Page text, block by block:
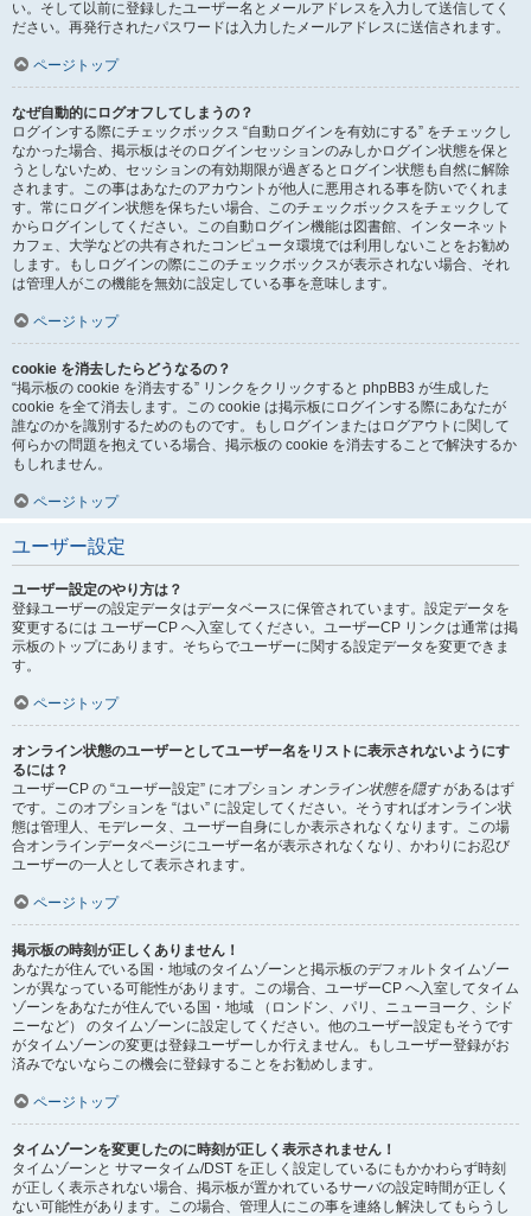
い。そして以前に登録したユーザー名とメールアドレスを入力して送信してく
ださい。再発行されたパスワードは入力したメールアドレスに送信されます。
ページトップ
なぜ自動的にログオフしてしまうの？
ログインする際にチェックボックス “自動ログインを有効にする” をチェックし
なかった場合、掲示板はそのログインセッションのみしかログイン状態を保と
うとしないため、セッションの有効期限が過ぎるとログイン状態も自然に解除
されます。この事はあなたのアカウントが他人に悪用される事を防いでくれま
す。常にログイン状態を保ちたい場合、このチェックボックスをチェックして
からログインしてください。この自動ログイン機能は図書館、インターネット
カフェ、大学などの共有されたコンピュータ環境では利用しないことをお勧め
します。もしログインの際にこのチェックボックスが表示されない場合、それ
は管理人がこの機能を無効に設定している事を意味します。
ページトップ
cookie を消去したらどうなるの？
“掲示板の cookie を消去する” リンクをクリックすると phpBB3 が生成した
cookie を全て消去します。この cookie は掲示板にログインする際にあなたが
誰なのかを識別するためのものです。もしログインまたはログアウトに関して
何らかの問題を抱えている場合、掲示板の cookie を消去することで解決するか
もしれません。
ページトップ
ユーザー設定
ユーザー設定のやり方は？
登録ユーザーの設定データはデータベースに保管されています。設定データを
変更するには ユーザーCP へ入室してください。ユーザーCP リンクは通常は掲
示板のトップにあります。そちらでユーザーに関する設定データを変更できま
す。
ページトップ
オンライン状態のユーザーとしてユーザー名をリストに表示されないようにす
るには？
ユーザーCP の “ユーザー設定” にオプション オンライン状態を隠すがあるはず
です。このオプションを “はい” に設定してください。そうすればオンライン状
態は管理人、モデレータ、ユーザー自身にしか表示されなくなります。この場
合オンラインデータページにユーザー名が表示されなくなり、かわりにお忍び
ユーザーの一人として表示されます。
ページトップ
掲示板の時刻が正しくありません！
あなたが住んでいる国・地域のタイムゾーンと掲示板のデフォルトタイムゾー
ンが異なっている可能性があります。この場合、ユーザーCP へ入室してタイム
ゾーンをあなたが住んでいる国・地域 （ロンドン、パリ、ニューヨーク、シド
ニーなど） のタイムゾーンに設定してください。他のユーザー設定もそうです
がタイムゾーンの変更は登録ユーザーしか行えません。もしユーザー登録がお
済みでないならこの機会に登録することをお勧めします。
ページトップ
タイムゾーンを変更したのに時刻が正しく表示されません！
タイムゾーンと サマータイム/DST を正しく設定しているにもかかわらず時刻
が正しく表示されない場合、掲示板が置かれているサーバの設定時間が正しく
ない可能性があります。この場合、管理人にこの事を連絡し解決してもらうし